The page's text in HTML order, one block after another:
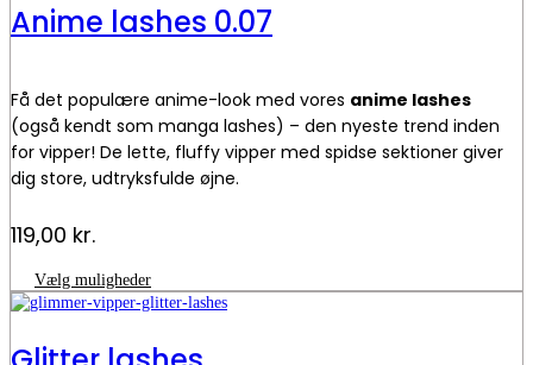
varianter.
Mulighederne
på
varesiden
Anime lashes 0.07
Få det populære anime-look med vores anime lashes
(også kendt som manga lashes) – den nyeste trend inden
for vipper! De lette, fluffy vipper med spidse sektioner giver
dig store, udtryksfulde øjne.
blande forskellige længder og skabe “spikes” – så øjet får et
dramatisk, lidttegneserieagtigt
Hop med på trenden og skab et magisk udtryk.
119,00 kr.
Vælg muligheder
vare
varianter.